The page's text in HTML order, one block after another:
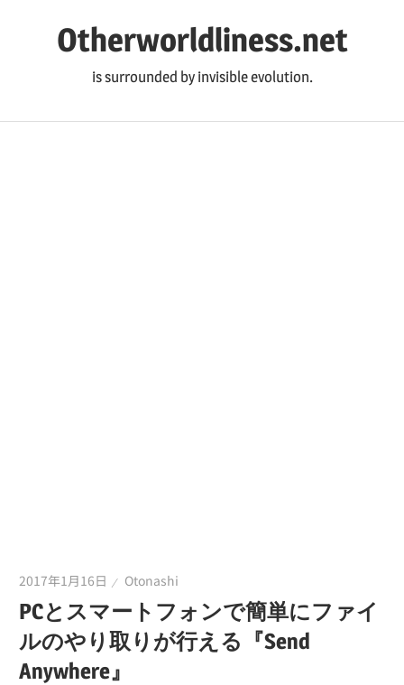
ツ
Otherworldliness.net
is surrounded by invisible evolution.
2017年1月16日 Otonashi
PCとスマートフォンで簡単にファイ
ルのやり取りが行える『Send
Anywhere』